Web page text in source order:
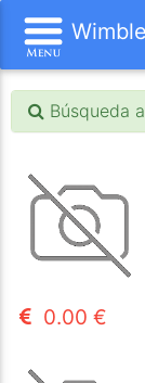
Búsqueda
0.00 €